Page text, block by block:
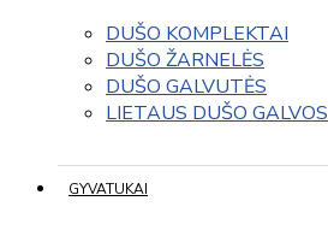
DUŠO KOMPLEKTAI
DUŠO ŽARNELĖS
DUŠO GALVUTĖS
LIETAUS DUŠO
GYVATUKAI